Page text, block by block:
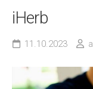
iHerb
11.10.2023